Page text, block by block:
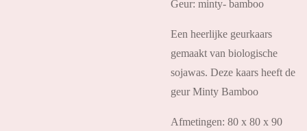
Geur: minty- bamboo
Een heerlijke geurkaars
gemaakt van biologische
sojawas. Deze kaars heeft de
geur Minty Bamboo
Afmetingen: 80 x 80 x 90